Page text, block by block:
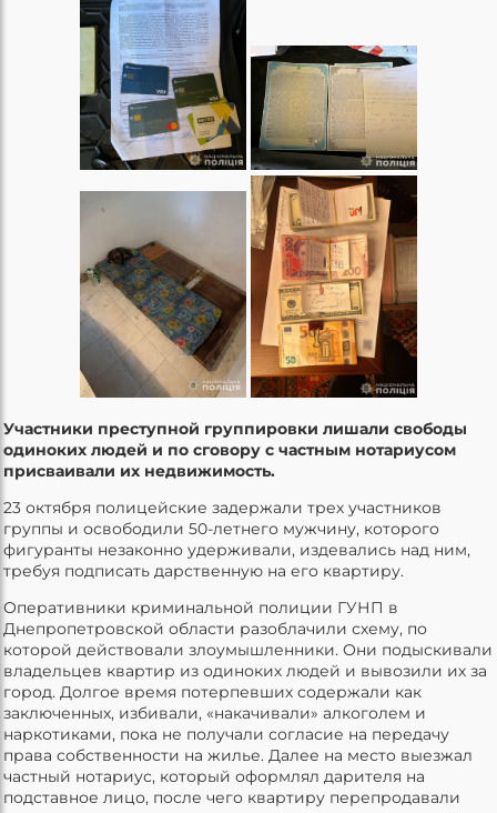
Участники преступной группировки лишали свободы
одиноких людей и по сговору с частным нотариусом
присваивали их недвижимость.
23 октября полицейские задержали трех участников
группы и освободили 50-летнего мужчину, которого
фигуранты незаконно удерживали, издевались над ним,
требуя подписать дарственную на его квартиру.
Оперативники криминальной полиции ГУНП в
Днепропетровской области разоблачили схему, по
которой действовали злоумышленники. Они подыскивали
владельцев квартир из одиноких людей и вывозили их за
город. Долгое время потерпевших содержали как
заключенных, избивали, «накачивали» алкоголем и
наркотиками, пока не получали согласие на передачу
права собственности на жилье. Далее на место выезжал
частный нотариус, который оформлял дарителя на
подставное лицо, после чего квартиру перепродавали